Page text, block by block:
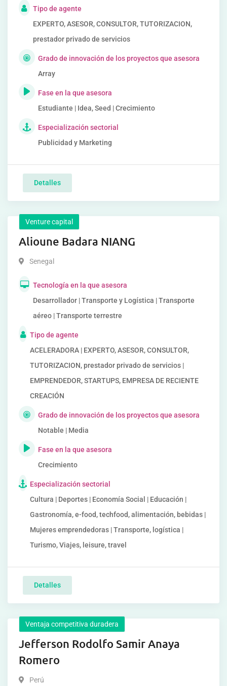
Tipo de agente
EXPERTO, ASESOR, CONSULTOR, TUTORIZACION,
prestador privado de servicios
Grado de innovación de los proyectos que asesora
Array
Fase en la que asesora
Estudiante | Idea, Seed | Crecimiento
Especialización sectorial
Publicidad y Marketing
Detalles
Venture capital
Alioune Badara NIANG
Senegal
Tecnología en la que asesora
Desarrollador | Transporte y Logística | Transporte
aéreo | Transporte terrestre
Tipo de agente
ACELERADORA | EXPERTO, ASESOR, CONSULTOR,
TUTORIZACION, prestador privado de servicios |
EMPRENDEDOR, STARTUPS, EMPRESA DE RECIENTE
CREACIÓN
Grado de innovación de los proyectos que asesora
Notable | Media
Fase en la que asesora
Crecimiento
Especialización sectorial
Cultura | Deportes | Economía Social | Educación |
Gastronomía, e-food, techfood, alimentación, bebidas |
Mujeres emprendedoras | Transporte, logística |
Turismo, Viajes, leisure, travel
Detalles
Ventaja competitiva duradera
Jefferson Rodolfo Samir Anaya
Romero
Perú